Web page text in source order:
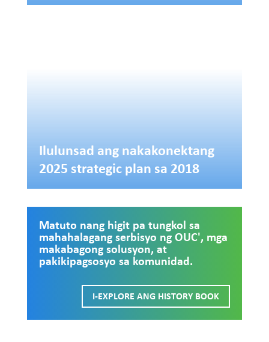
Ilulunsad ang nakakonektang
2025 strategic plan sa 2018
Matuto nang higit pa tungkol sa
mahahalagang serbisyo ng OUC', mga
makabagong solusyon, at
pakikipagsosyo sa komunidad.
I-EXPLORE ANG HISTORY BOOK